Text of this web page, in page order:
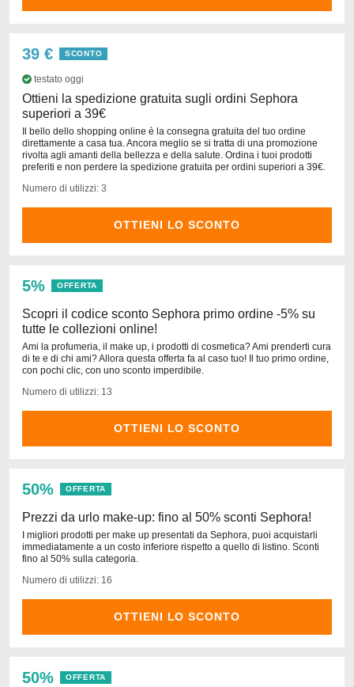
39 € SCONTO
testato oggi
Ottieni la spedizione gratuita sugli ordini Sephora
superiori a 39€
Il bello dello shopping online è la consegna gratuita del tuo ordine
direttamente a casa tua. Ancora meglio se si tratta di una promozione
rivolta agli amanti della bellezza e della salute. Ordina i tuoi prodotti
preferiti e non perdere la spedizione gratuita per ordini superiori a 39€.
Numero di utilizzi: 3
OTTIENI LO SCONTO
5% OFFERTA
Scopri il codice sconto Sephora primo ordine -5% su
tutte le collezioni online!
Ami la profumeria, il make up, i prodotti di cosmetica? Ami prenderti cura
di te e di chi ami? Allora questa offerta fa al caso tuo! Il tuo primo ordine,
con pochi clic, con uno sconto imperdibile.
Numero di utilizzi: 13
OTTIENI LO SCONTO
50% OFFERTA
Prezzi da urlo make-up: fino al 50% sconti Sephora!
I migliori prodotti per make up presentati da Sephora, puoi acquistarli
immediatamente a un costo inferiore rispetto a quello di listino. Sconti
fino al 50% sulla categoria.
Numero di utilizzi: 16
OTTIENI LO SCONTO
50% OFFERTA